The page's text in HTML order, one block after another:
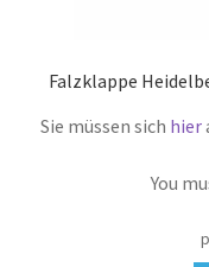
Falzklappe
Sie müssen sich hier
You